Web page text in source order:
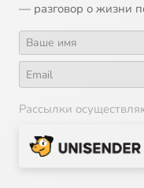
— разговор о жизни
Рассылки